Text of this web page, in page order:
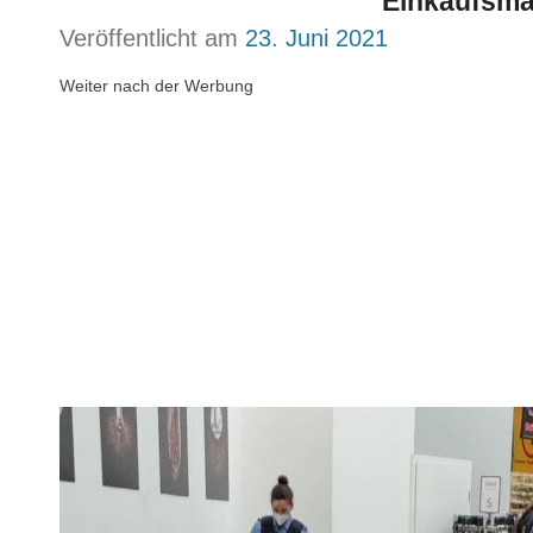
Veröffentlicht am 23. Juni 2021
Weiter nach der Werbung